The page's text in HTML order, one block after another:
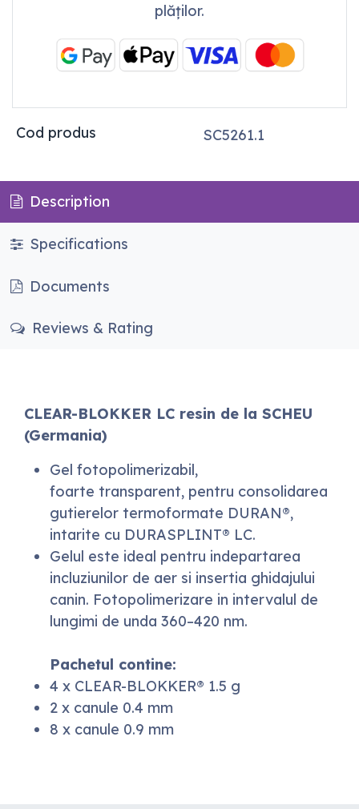
plăților.
Cod produs SC5261.1
Description
Specifications
Documents
Reviews & Rating
CLEAR-BLOKKER LC resin de la SCHEU
(Germania)
Gel fotopolimerizabil,
foarte transparent, pentru consolidarea
gutierelor termoformate DURAN®,
intarite cu DURASPLINT® LC.
Gelul este ideal pentru indepartarea
incluziunilor de aer si insertia ghidajului
canin. Fotopolimerizare in intervalul de
lungimi de unda 360–420 nm.
Pachetul contine:
4 x CLEAR-BLOKKER® 1.5 g
2 x canule 0.4 mm
8 x canule 0.9 mm